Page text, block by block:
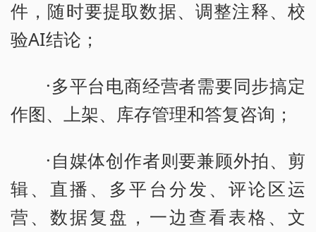
件，随时要提取数据、调整注释、校
验AI结论；
·多平台电商经营者需要同步搞定
作图、上架、库存管理和答复咨询；
·自媒体创作者则要兼顾外拍、剪
辑、直播、多平台分发、评论区运
营、数据复盘，一边查看表格、文